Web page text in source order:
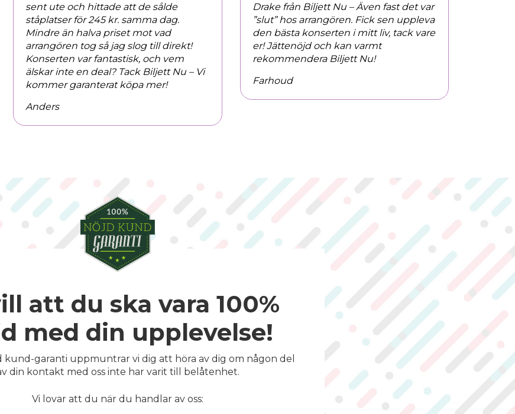
sent ute och hittade att de sålde
ståplatser för 245 kr. samma dag.
Mindre än halva priset mot vad
arrangören tog så jag slog till direkt!
Konserten var fantastisk, och vem
älskar inte en deal? Tack Biljett Nu – Vi
kommer garanterat köpa mer!
Anders
Drake från Biljett Nu – Även fast det var
”slut” hos arrangören. Fick sen uppleva
den bästa konserten i mitt liv, tack vare
er! Jättenöjd och kan varmt
rekommendera Biljett Nu!
Farhoud
att du ska vara 100%
med din upplevelse!
kund-garanti uppmuntrar vi dig att höra av dig om någon del
din kontakt med oss inte har varit till belåtenhet.
Vi lovar att du när du handlar av oss: